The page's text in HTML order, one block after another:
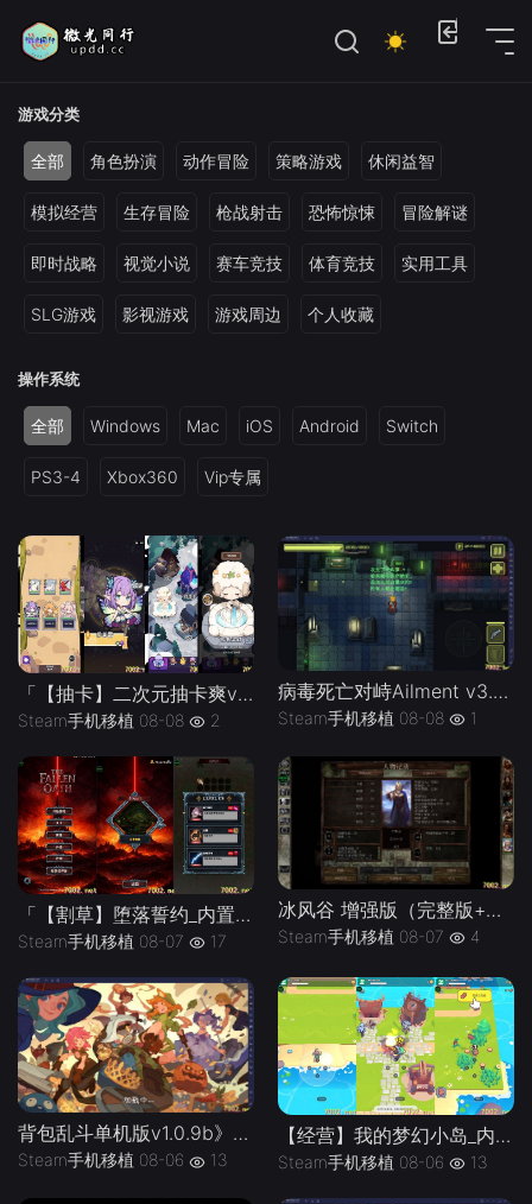
游戏分类
全部 角色扮演 动作冒险 策略游戏 休闲益智
模拟经营 生存冒险 枪战射击 恐怖惊悚 冒险解谜
即时战略 视觉小说 赛车竞技 体育竞技 实用工具
SLG游戏 影视游戏 游戏周边 个人收藏
操作系统
全部 Windows Mac iOS Android Switch
PS3-4 Xbox360 Vip专属
「【抽卡】二次元抽卡爽v0.34.4_免广告-手机移植版下载-.均亲测可玩
Steam手机移植 08-08 2
病毒死亡对峙Ailment v3.3.5》[完整版]Steam移植
Steam手机移植 08-08 1
「【割草】堕落誓约_内置作弊菜单」-手机移植版下载-.均亲测可玩
Steam手机移植 08-07 17
冰风谷 增强版（完整版+菜单版）Steam移植 特别好评的龙与地下城规则奇幻角色扮演游戏！
Steam手机移植 08-07 4
背包乱斗单机版v1.0.9b》[完整版]Steam移植
Steam手机移植 08-06 13
【经营】我的梦幻小岛_内置作弊菜单」-手机移植版下载-.均亲测可玩
Steam手机移植 08-06 13